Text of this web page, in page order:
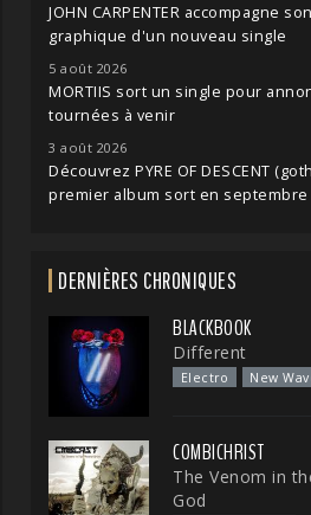
JOHN CARPENTER accompagne
graphique d'un nouveau single
5 août 2026
MORTIIS sort un single pour
tournées à venir
3 août 2026
Découvrez PYRE OF DESCENT
premier album sort en septembre
DERNIÈRES CHRONIQUES
BLACKBOOK
Different
Electro New
COMBICHRIST
The Venom in
God